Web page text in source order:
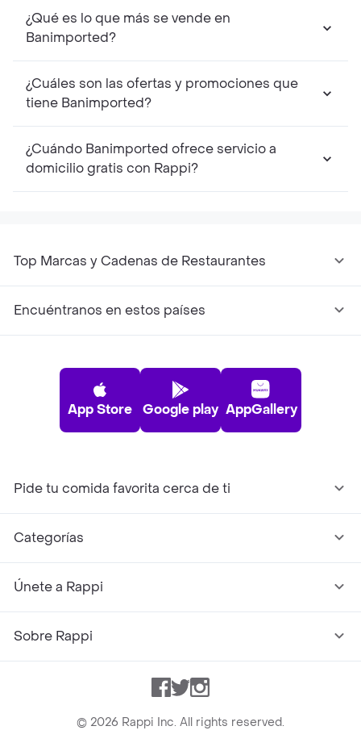
¿Qué es lo que más se vende en
Banimported?
¿Cuáles son las ofertas y promociones que
tiene Banimported?
¿Cuándo Banimported ofrece servicio a
domicilio gratis con Rappi?
Top Marcas y Cadenas de Restaurantes
Encuéntranos en estos países
App Store Google play AppGallery
Pide tu comida favorita cerca de ti
Categorías
Únete a Rappi
Sobre Rappi
Facebook
TwitterInstagram
© 2026 Rappi Inc. All rights reserved.